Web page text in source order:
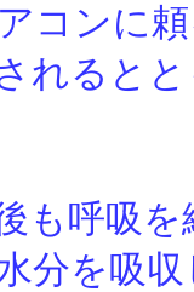
コンに
れると
も呼吸
分を吸